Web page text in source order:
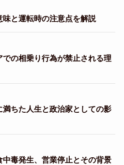
と運転時の注意点を解説
の相乗り行為が禁止される理
ちた人生と政治家としての影
毒発生、営業停止とその背景